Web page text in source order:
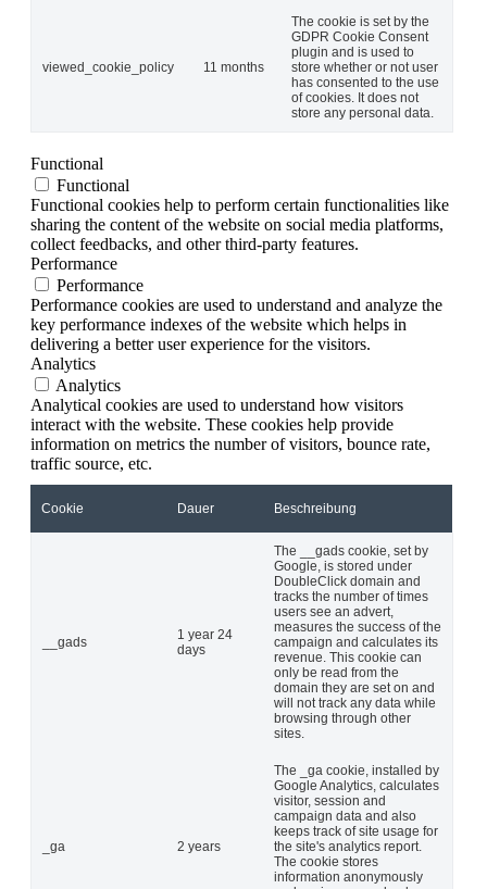
viewed_cookie_policy 11 months
The cookie is set by the
GDPR Cookie Consent
plugin and is used to
store whether or not user
has consented to the use
of cookies. It does not
store any personal data.
Functional
Functional
Functional cookies help to perform certain functionalities like
sharing the content of the website on social media platforms,
collect feedbacks, and other third-party features.
Performance
Performance
Performance cookies are used to understand and analyze the
key performance indexes of the website which helps in
delivering a better user experience for the visitors.
Analytics
Analytics
Analytical cookies are used to understand how visitors
interact with the website. These cookies help provide
information on metrics the number of visitors, bounce rate,
traffic source, etc.
Cookie Dauer Beschreibung
__gads
1 year 24
days
The __gads cookie, set by
Google, is stored under
DoubleClick domain and
tracks the number of times
users see an advert,
measures the success of the
campaign and calculates its
revenue. This cookie can
only be read from the
domain they are set on and
will not track any data while
browsing through other
sites.
_ga 2 years
The _ga cookie, installed by
Google Analytics, calculates
visitor, session and
campaign data and also
keeps track of site usage for
the site's analytics report.
The cookie stores
information anonymously